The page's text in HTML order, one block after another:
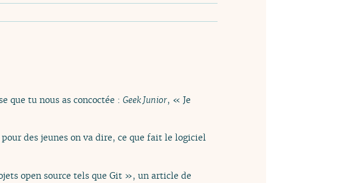
que tu nous as concoctée : Geek Junior, « Je
des jeunes on va dire, ce que fait le logiciel
open source tels que Git », un article de